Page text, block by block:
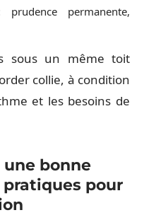
permanente,
sous un même toit
collie, à condition
et les besoins de
une bonne
pour